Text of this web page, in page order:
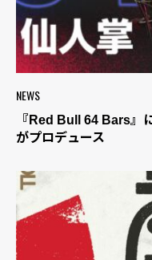
NEWS
『Red Bull 64 Bars
がプロデュース